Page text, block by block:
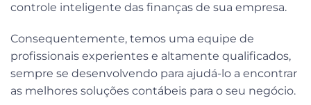
controle inteligente das finanças de sua empresa.
Consequentemente, temos uma equipe de
profissionais experientes e altamente qualificados,
sempre se desenvolvendo para ajudá-lo a encontrar
as melhores soluções contábeis para o seu negócio.